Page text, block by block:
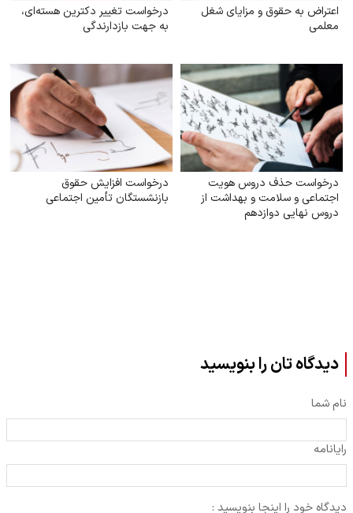
اعتراض به حقوق و مزایای شغل
معلمی
درخواست تغییر دکترین هسته‌ای،
به جهت بازدارندگی
درخواست حذف دروس هویت
اجتماعی و سلامت و بهداشت از
دروس نهایی دوازدهم
درخواست افزایش حقوق
بازنشستگان تأمین اجتماعی
دیدگاه تان را بنویسید
نام شما
رایانامه
دیدگاه خود را اینجا بنویسید :